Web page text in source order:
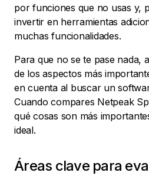
por funciones que no usas y,
invertir en herramientas
muchas funcionalidades.
Para que no se te pase nada,
de los aspectos más
en cuenta al buscar un
Cuando compares Netpeak
qué cosas son más
ideal.
Áreas clave para